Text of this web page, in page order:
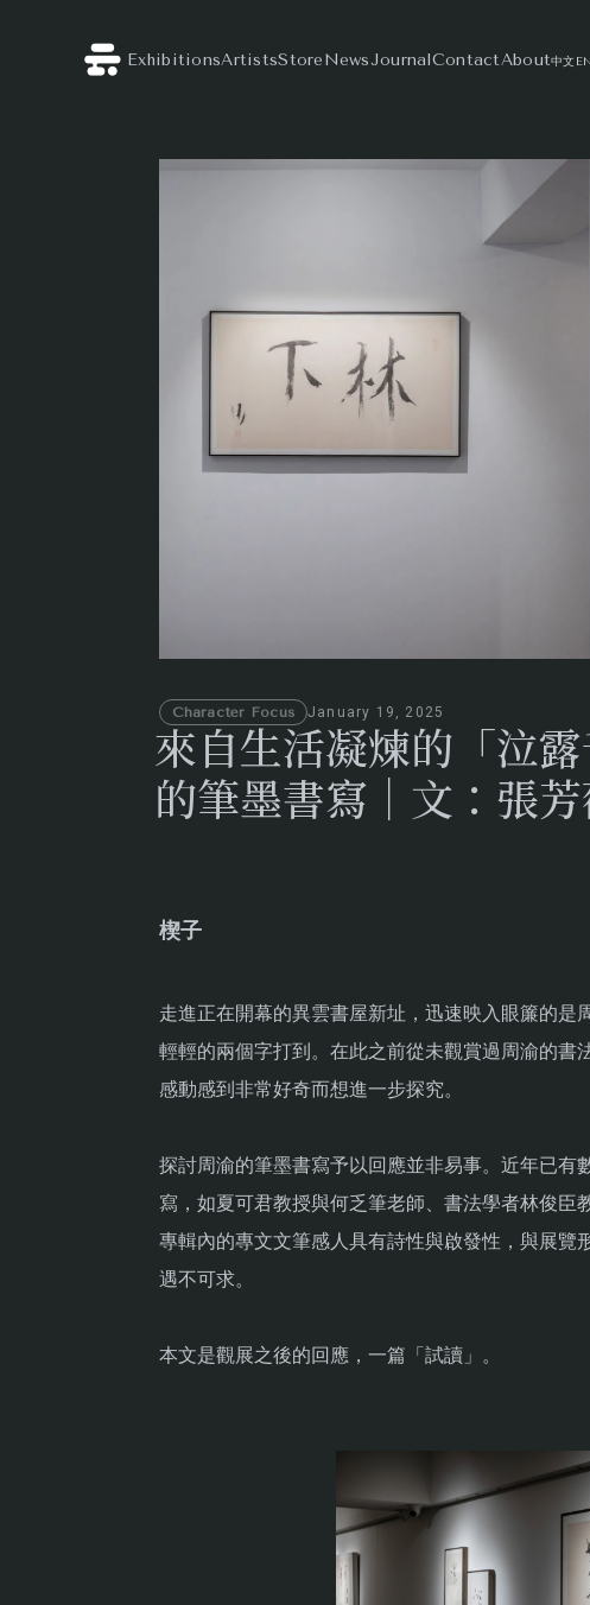
ExhibitionsArtistsStoreNewsJournalContactAbout中文
Character Focus January 19, 2025
來自生活凝煉的「泣
的筆墨書寫｜文：張
楔子
走進正在開幕的異雲書屋新址，迅速映入眼簾的
輕輕的兩個字打到。在此之前從未觀賞過周渝的
感動感到非常好奇而想進一步探究。
探討周渝的筆墨書寫予以回應並非易事。近年已
寫，如夏可君教授與何乏筆老師、書法學者林俊
專輯內的專文文筆感人具有詩性與啟發性，與展
遇不可求。
本文是觀展之後的回應，一篇「試讀」。